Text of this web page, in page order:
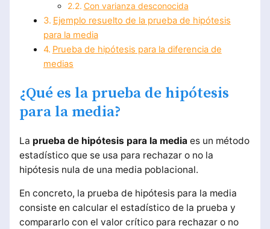
Con varianza desconocida
Ejemplo resuelto de la prueba de hipótesis
para la media
Prueba de hipótesis para la diferencia de
medias
¿Qué es la prueba de hipótesis
para la media?
La prueba de hipótesis para la mediaes un método
estadístico que se usa para rechazar o no la
hipótesis nula de una media poblacional.
En concreto, la prueba de hipótesis para la media
consiste en calcular el estadístico de la prueba y
compararlo con el valor crítico para rechazar o no